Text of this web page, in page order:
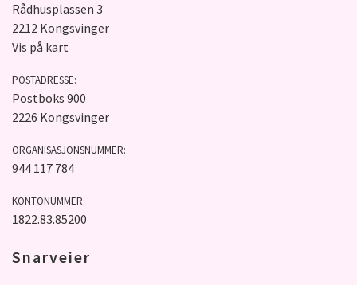
Rådhusplassen 3
2212 Kongsvinger
Vis på kart
POSTADRESSE:
Postboks 900
2226 Kongsvinger
ORGANISASJONSNUMMER:
944 117 784
KONTONUMMER:
1822.83.85200
Snarveier